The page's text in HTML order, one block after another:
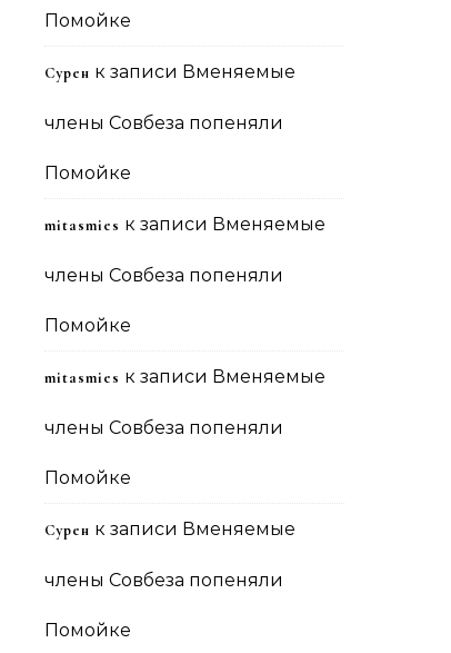
Помойке
Сурен к записи Вменяемые
члены Совбеза попеняли
Помойке
mitasmies к записи Вменяемые
члены Совбеза попеняли
Помойке
mitasmies к записи Вменяемые
члены Совбеза попеняли
Помойке
Сурен к записи Вменяемые
члены Совбеза попеняли
Помойке